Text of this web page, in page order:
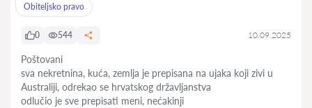
Obiteljsko pravo
0 544 10.09.2025
Poštovani
sva nekretnina, kuća, zemlja je prepisana na ujaka koji zivi u
Australiji, odrekao se hrvatskog državljanstva
odlučio je sve prepisati meni, nećakinji